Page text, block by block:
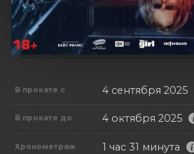
В прокате с 4 сентября 2025
В прокате до 4 октября 2025
Хронометраж 1 час 31 минута